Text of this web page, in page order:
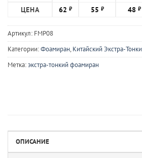
ЦЕНА
62 ₽ 55 ₽ 48 ₽
Артикул: FMP08
Категории:Фоамиран, Китайский Экстра-
Метка:экстра-тонкий фоамиран
ОПИСАНИЕ